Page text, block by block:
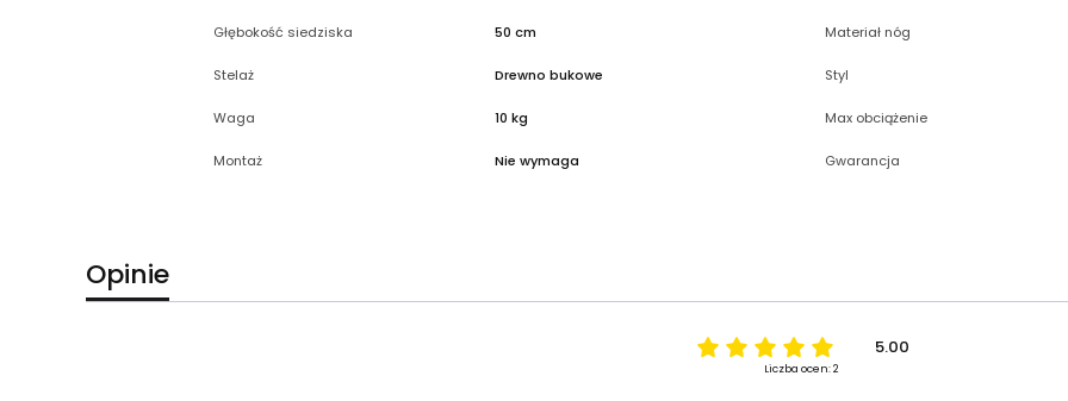
Głębokość siedziska 50 cm Materiał nóg
Stelaż Drewno bukowe Styl
Waga 10 kg Max obciążenie
Montaż Nie wymaga Gwarancja
Opinie
5.00
Liczba ocen: 2